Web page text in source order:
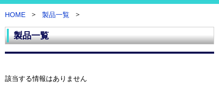
HOME 製品一覧
製品一覧
該当する情報はありません